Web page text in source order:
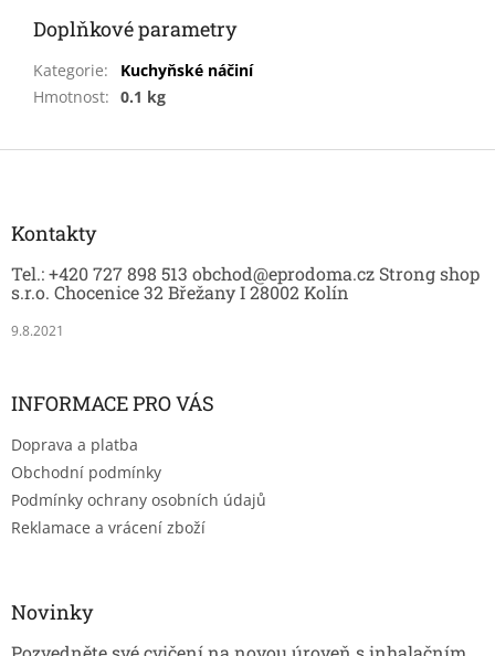
Doplňkové parametry
Kategorie:
Kuchyňské náčiní
Hmotnost: 0.1 kg
Z
Kontakty
Tel.: +420 727 898 513 obchod@eprodoma.cz Strong shop
s.r.o. Chocenice 32 Břežany I 28002 Kolín
9.8.2021
INFORMACE PRO VÁS
Doprava a platba
Obchodní podmínky
Podmínky ochrany osobních údajů
Reklamace a vrácení zboží
Novinky